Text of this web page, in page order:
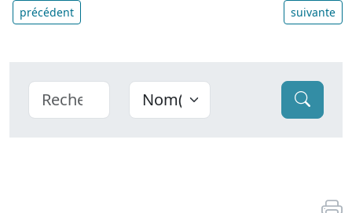
précédent suivante